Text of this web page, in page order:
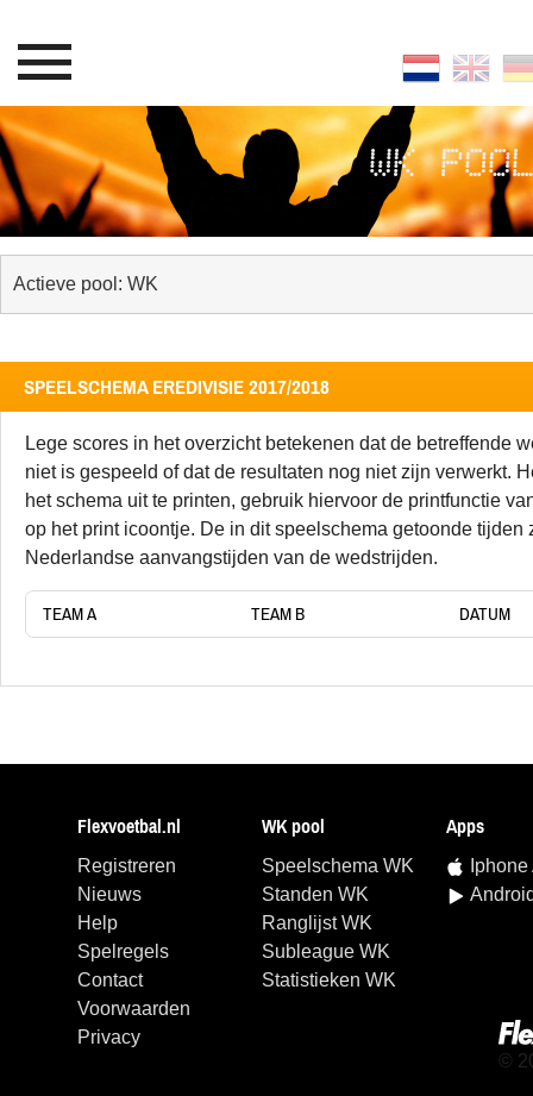
WK
SPEELSCHEMA EREDIVISIE 2017/2018
Lege scores in het overzicht betekenen dat de betreffende
niet is gespeeld of dat de resultaten nog niet zijn verwerkt.
het schema uit te printen, gebruik hiervoor de printfunctie
op het print icoontje. De in dit speelschema getoonde tijden
Nederlandse aanvangstijden van de wedstrijden.
TEAM A TEAM B DATUM
©
Flexvoetbal.nl
Registreren
Nieuws
Help
Spelregels
Contact
Voorwaarden
Privacy
WK pool
Speelschema WK
Standen WK
Ranglijst WK
Subleague WK
Statistieken WK
Apps